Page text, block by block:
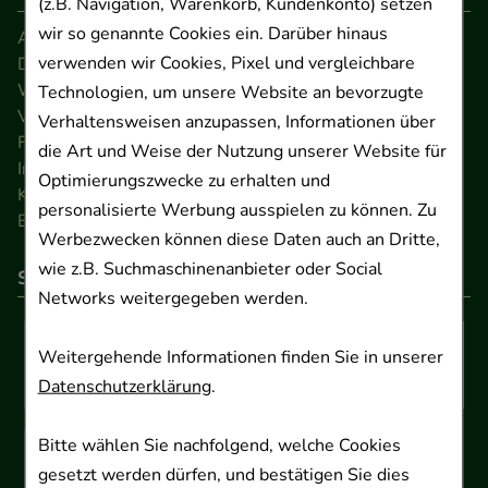
wir so genannte Cookies ein. Darüber hinaus
verwenden wir Cookies, Pixel und vergleichbare
Technologien, um unsere Website an bevorzugte
Verhaltensweisen anzupassen, Informationen über
die Art und Weise der Nutzung unserer Website für
Optimierungszwecke zu erhalten und
personalisierte Werbung ausspielen zu können. Zu
Werbezwecken können diese Daten auch an Dritte,
wie z.B. Suchmaschinenanbieter oder Social
Networks weitergegeben werden.
Weitergehende Informationen finden Sie in unserer
Datenschutzerklärung.
Bitte wählen Sie nachfolgend, welche Cookies
gesetzt werden dürfen, und bestätigen Sie dies
AGB
Datenschutz
Widerrufsrecht
Versandkosten
FAQ
Impressum
Kontakt
Barrierefreiheitserklärung
So können Sie bezahlen